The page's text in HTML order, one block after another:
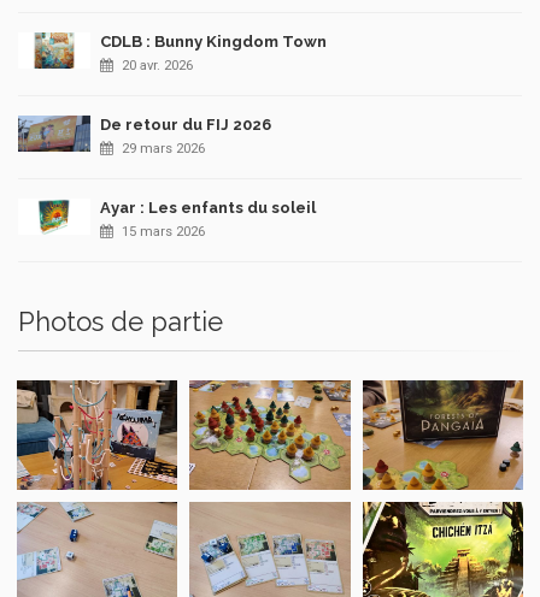
CDLB : Bunny Kingdom Town
20 avr. 2026
De retour du FIJ 2026
29 mars 2026
Ayar : Les enfants du soleil
15 mars 2026
Photos de partie